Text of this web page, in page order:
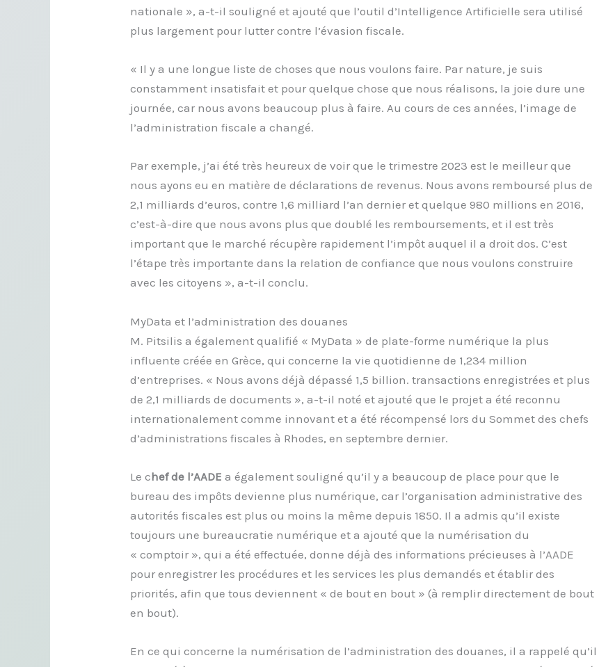
nationale », a-t-il souligné et ajouté que l’outil d’Intelligence Artificielle sera utilisé
plus largement pour lutter contre l’évasion fiscale.
« Il y a une longue liste de choses que nous voulons faire. Par nature, je suis
constamment insatisfait et pour quelque chose que nous réalisons, la joie dure une
journée, car nous avons beaucoup plus à faire. Au cours de ces années, l’image de
l’administration fiscale a changé.
Par exemple, j’ai été très heureux de voir que le trimestre 2023 est le meilleur que
nous ayons eu en matière de déclarations de revenus. Nous avons remboursé plus de
2,1 milliards d’euros, contre 1,6 milliard l’an dernier et quelque 980 millions en 2016,
c’est-à-dire que nous avons plus que doublé les remboursements, et il est très
important que le marché récupère rapidement l’impôt auquel il a droit dos. C’est
l’étape très importante dans la relation de confiance que nous voulons construire
avec les citoyens », a-t-il conclu.
MyData et l’administration des douanes
M. Pitsilis a également qualifié « MyData » de plate-forme numérique la plus
influente créée en Grèce, qui concerne la vie quotidienne de 1,234 million
d’entreprises. « Nous avons déjà dépassé 1,5 billion. transactions enregistrées et plus
de 2,1 milliards de documents », a-t-il noté et ajouté que le projet a été reconnu
internationalement comme innovant et a été récompensé lors du Sommet des chefs
d’administrations fiscales à Rhodes, en septembre dernier.
Le chef de l’AADE a également souligné qu’il y a beaucoup de place pour que le
bureau des impôts devienne plus numérique, car l’organisation administrative des
autorités fiscales est plus ou moins la même depuis 1850. Il a admis qu’il existe
toujours une bureaucratie numérique et a ajouté que la numérisation du
« comptoir », qui a été effectuée, donne déjà des informations précieuses à l’AADE
pour enregistrer les procédures et les services les plus demandés et établir des
priorités, afin que tous deviennent « de bout en bout » (à remplir directement de bout
en bout).
En ce qui concerne la numérisation de l’administration des douanes, il a rappelé qu’il